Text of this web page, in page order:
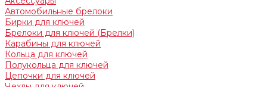
Автомобильные брелоки
Бирки для ключей
Брелоки для ключей (Брелки)
Карабины для ключей
Кольца для ключей
Полукольца для ключей
Цепочки для ключей